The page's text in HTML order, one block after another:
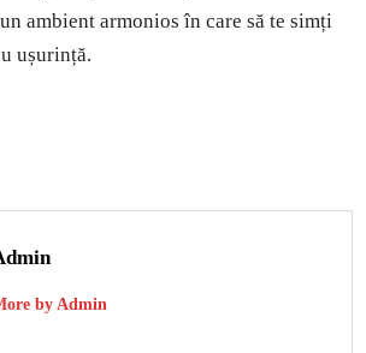
ambient armonios în care să te simți
ușurință.
by Admin